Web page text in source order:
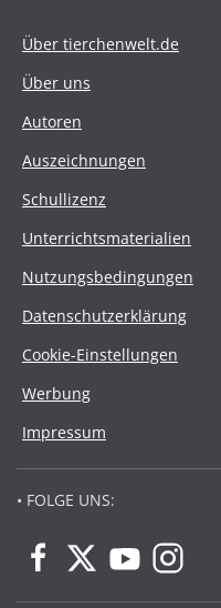
Über tierchenwelt.de
Über uns
Autoren
Auszeichnungen
Schullizenz
Unterrichtsmaterialien
Nutzungsbedingungen
Datenschutzerklärung
Cookie-Einstellungen
Werbung
Impressum
• FOLGE UNS: